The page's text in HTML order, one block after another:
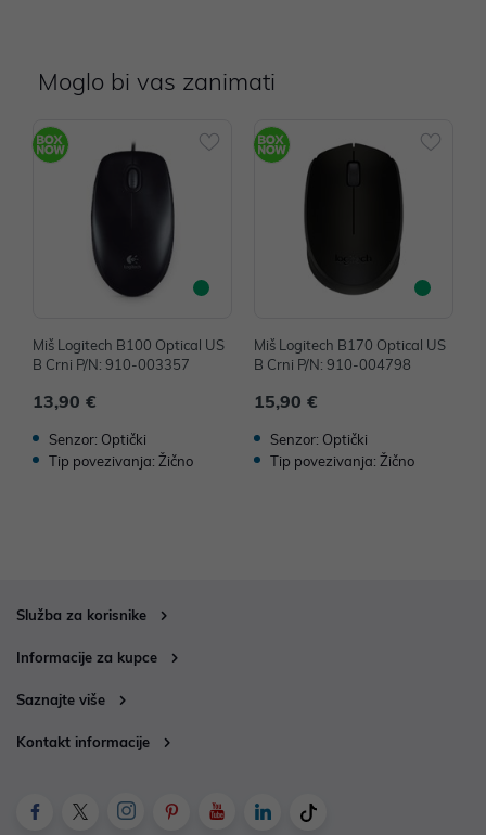
Moglo bi vas zanimati
Miš Logitech B100 Optical US
B Crni P/N: 910-003357
13,90 €
Senzor: Optički
Tip povezivanja: Žično
Miš Logitech B170 Optical US
B Crni P/N: 910-004798
15,90 €
Senzor: Optički
Tip povezivanja: Žično
Služba za korisnike
Informacije za kupce
Saznajte više
Kontakt informacije